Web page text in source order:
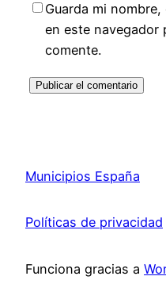
Guarda mi
en este navegador
comente.
Municipios España
Políticas de privacidad
Funciona gracias a